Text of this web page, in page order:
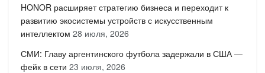
HONOR расширяет стратегию бизнеса и переходит к
развитию экосистемы устройств с искусственным
интеллектом 28 июля, 2026
СМИ: Главу аргентинского футбола задержали в США —
фейк в сети 23 июля, 2026